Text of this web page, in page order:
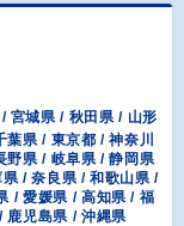
宮城県 / 秋田県 / 山形
県 / 東京都 / 神奈川
野県 / 岐阜県 / 静岡県
/ 奈良県 / 和歌山県 /
/ 愛媛県 / 高知県 / 福
鹿児島県 / 沖縄県